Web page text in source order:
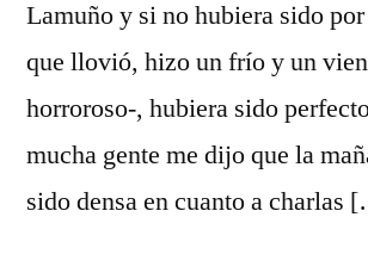
Lamuño y si no hubiera sido
que llovió, hizo un frío y un
horroroso-, hubiera sido
mucha gente me dijo que la
sido densa en cuanto a charlas